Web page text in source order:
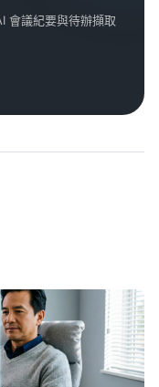
會議紀要與待辦擷取